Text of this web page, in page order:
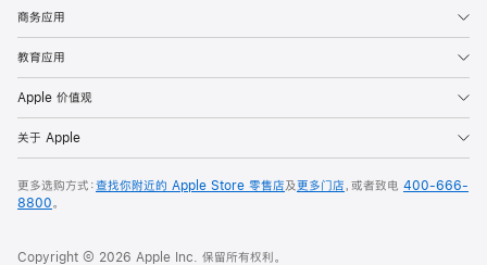
商务应用
教育应用
Apple 价值观
关于 Apple
更多选购方式：查找你附近的 Apple Store 零售店及更多门店，或者致电 400-666-
8800。
Copyright © 2026 Apple Inc. 保留所有权利。